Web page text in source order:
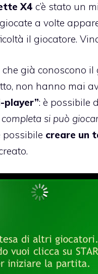
X4 c’è stato un
a volte
il giocatore.
già conoscono
non hanno mai
player”: è possibile
si può
possibile creare un